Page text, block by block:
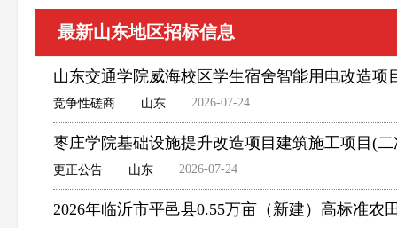
最新山东地区招标信息
山东交通学院威海校区学生宿舍智能用电改造项
竞争性磋商 山东 2026-07-24
枣庄学院基础设施提升改造项目建筑施工项目(
更正公告 山东 2026-07-24
2026年临沂市平邑县0.55万亩（新建）高标准